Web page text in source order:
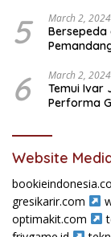
5 March 2, 2024
6 March 2, 2024
Temui Ivar
Performa
Website
gresikarir.com
optimakit.com